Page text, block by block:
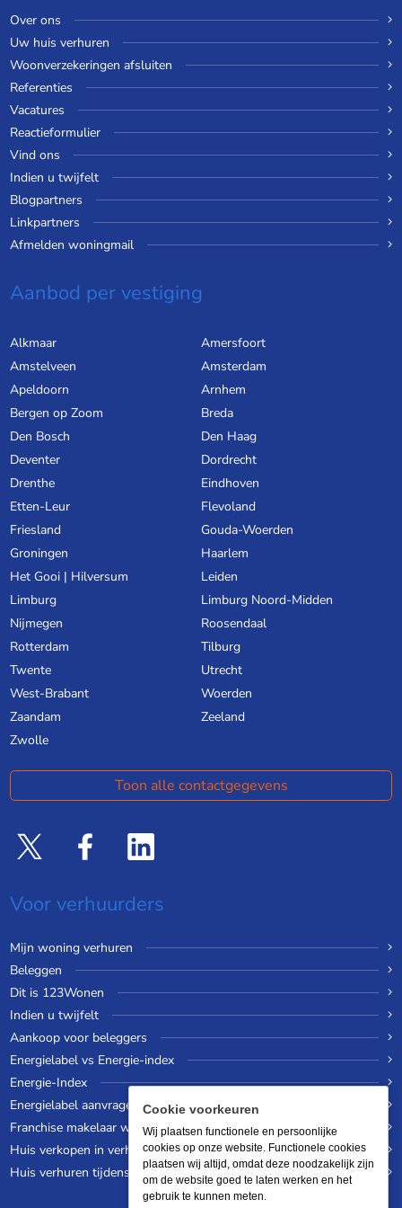
Over ons
Uw huis verhuren
Woonverzekeringen afsluiten
Referenties
Vacatures
Reactieformulier
Vind ons
Indien u twijfelt
Blogpartners
Linkpartners
Afmelden woningmail
Aanbod per vestiging
Alkmaar
Amersfoort
Amstelveen
Amsterdam
Apeldoorn
Arnhem
Bergen op Zoom
Breda
Den Bosch
Den Haag
Deventer
Dordrecht
Drenthe
Eindhoven
Etten-Leur
Flevoland
Friesland
Gouda-Woerden
Groningen
Haarlem
Het Gooi | Hilversum
Leiden
Limburg
Limburg Noord-Midden
Nijmegen
Roosendaal
Rotterdam
Tilburg
Twente
Utrecht
West-Brabant
Woerden
Zaandam
Zeeland
Zwolle
Toon alle contactgegevens
Voor verhuurders
Mijn woning verhuren
Beleggen
Dit is 123Wonen
Indien u twijfelt
Aankoop voor beleggers
Energielabel vs Energie-index
Energie-Index
Energielabel aanvragen
Franchise makelaar worden
Huis verkopen in verhuurde staat
Huis verhuren tijdens een wereldreis
Cookie voorkeuren
Wij plaatsen functionele en persoonlijke
cookies op onze website. Functionele cookies
plaatsen wij altijd, omdat deze noodzakelijk zijn
om de website goed te laten werken en het
gebruik te kunnen meten.